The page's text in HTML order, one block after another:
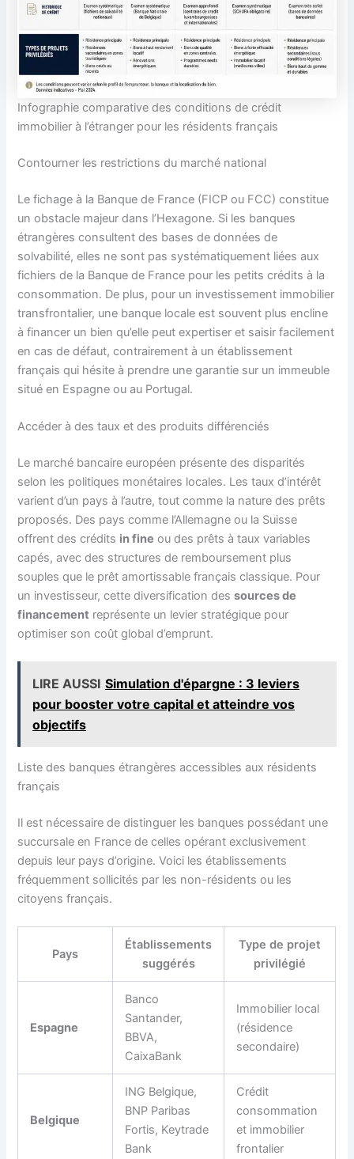
Infographie comparative des conditions de crédit
immobilier à l’étranger pour les résidents français
Contourner les restrictions du marché national
Le fichage à la Banque de France (FICP ou FCC) constitue
un obstacle majeur dans l’Hexagone. Si les banques
étrangères consultent des bases de données de
solvabilité, elles ne sont pas systématiquement liées aux
fichiers de la Banque de France pour les petits crédits à la
consommation. De plus, pour un investissement immobilier
transfrontalier, une banque locale est souvent plus encline
à financer un bien qu’elle peut expertiser et saisir facilement
en cas de défaut, contrairement à un établissement
français qui hésite à prendre une garantie sur un immeuble
situé en Espagne ou au Portugal.
Accéder à des taux et des produits différenciés
Le marché bancaire européen présente des disparités
selon les politiques monétaires locales. Les taux d’intérêt
varient d’un pays à l’autre, tout comme la nature des prêts
proposés. Des pays comme l’Allemagne ou la Suisse
offrent des crédits in fine ou des prêts à taux variables
capés, avec des structures de remboursement plus
souples que le prêt amortissable français classique. Pour
un investisseur, cette diversification dessources de
financement représente un levier stratégique pour
optimiser son coût global d’emprunt.
LIRE AUSSI Simulation d'épargne : 3 leviers
pour booster votre capital et atteindre vos
objectifs
Liste des banques étrangères accessibles aux résidents
français
Il est nécessaire de distinguer les banques possédant une
succursale en France de celles opérant exclusivement
depuis leur pays d’origine. Voici les établissements
fréquemment sollicités par les non-résidents ou les
citoyens français.
Pays
Établissements
suggérés
Type de projet
privilégié
Espagne
Banco
Santander,
BBVA,
CaixaBank
Immobilier local
(résidence
secondaire)
Belgique
ING Belgique,
BNP Paribas
Fortis, Keytrade
Bank
Crédit
consommation
et immobilier
frontalier